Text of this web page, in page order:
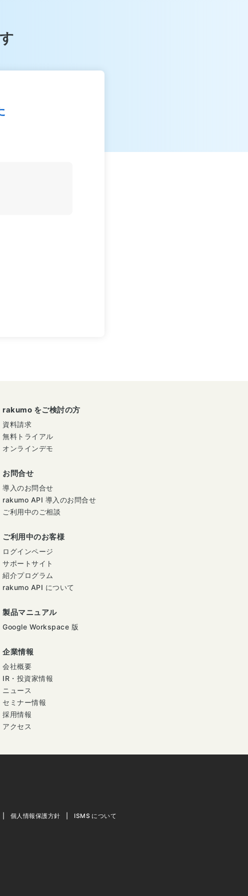
rakumo をご検討の方
資料請求
無料トライアル
オンラインデモ
お問合せ
導入のお問合せ
rakumo API 導入のお問合せ
ご利用中のご相談
ご利用中のお客様
ログインページ
サポートサイト
紹介プログラム
rakumo API について
製品マニュアル
Google Workspace 版
企業情報
会社概要
IR・投資家情報
ニュース
セミナー情報
採用情報
アクセス
個人情報保護方針 ISMS について